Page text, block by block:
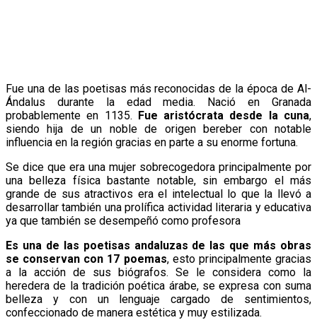
Fue una de las poetisas más reconocidas de la época de Al-
Ándalus durante la edad media. Nació en Granada
probablemente en 1135. Fue aristócrata desde la cuna,
siendo hija de un noble de origen bereber con notable
influencia en la región gracias en parte a su enorme fortuna.
Se dice que era una mujer sobrecogedora principalmente por
una belleza física bastante notable, sin embargo el más
grande de sus atractivos era el intelectual lo que la llevó a
desarrollar también una prolífica actividad literaria y educativa
ya que también se desempeñó como profesora
Es una de las poetisas andaluzas de las que más obras
se conservan con 17 poemas, esto principalmente gracias
a la acción de sus biógrafos. Se le considera como la
heredera de la tradición poética árabe, se expresa con suma
belleza y con un lenguaje cargado de sentimientos,
confeccionado de manera estética y muy estilizada.